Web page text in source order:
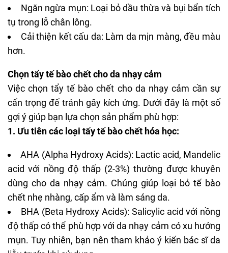
Ngăn ngừa mụn: Loại bỏ dầu thừa và bụi bẩn tích
tụ trong lỗ chân lông.
Cải thiện kết cấu da: Làm da mịn màng, đều màu
hơn.
Chọn tẩy tế bào chết cho da nhạy cảm
Việc chọn tẩy tế bào chết cho da nhạy cảm cần sự
cẩn trọng để tránh gây kích ứng. Dưới đây là một số
gợi ý giúp bạn lựa chọn sản phẩm phù hợp:
1. Ưu tiên các loại tẩy tế bào chết hóa học:
AHA (Alpha Hydroxy Acids): Lactic acid, Mandelic
acid với nồng độ thấp (2-3%) thường được khuyên
dùng cho da nhạy cảm. Chúng giúp loại bỏ tế bào
chết nhẹ nhàng, cấp ẩm và làm sáng da.
BHA (Beta Hydroxy Acids): Salicylic acid với nồng
độ thấp có thể phù hợp với da nhạy cảm có xu hướng
mụn. Tuy nhiên, bạn nên tham khảo ý kiến bác sĩ da